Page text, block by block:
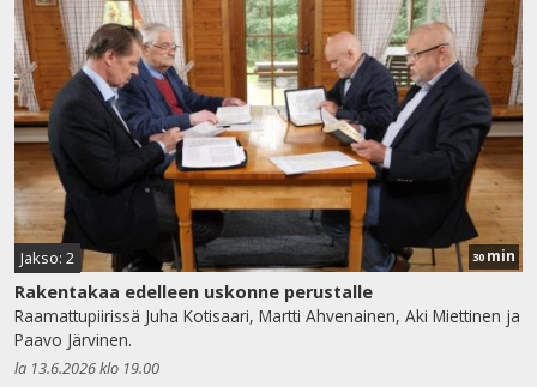
Jakso: 2 30 min
Rakentakaa edelleen uskonne perustalle
Raamattupiirissä Juha Kotisaari, Martti Ahvenainen, Aki Miettinen ja
Paavo Järvinen.
la 13.6.2026 klo 19.00